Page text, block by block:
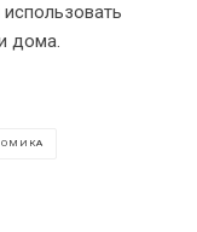
дома.